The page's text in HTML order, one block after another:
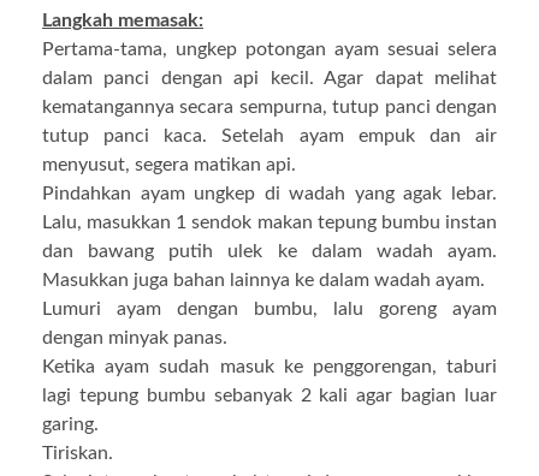
Langkah memasak:
Pertama-tama, ungkep potongan ayam sesuai selera
dalam panci dengan api kecil. Agar dapat melihat
kematangannya secara sempurna, tutup panci dengan
tutup panci kaca. Setelah ayam empuk dan air
menyusut, segera matikan api.
Pindahkan ayam ungkep di wadah yang agak lebar.
Lalu, masukkan 1 sendok makan tepung bumbu instan
dan bawang putih ulek ke dalam wadah ayam.
Masukkan juga bahan lainnya ke dalam wadah ayam.
Lumuri ayam dengan bumbu, lalu goreng ayam
dengan minyak panas.
Ketika ayam sudah masuk ke penggorengan, taburi
lagi tepung bumbu sebanyak 2 kali agar bagian luar
garing.
Tiriskan.